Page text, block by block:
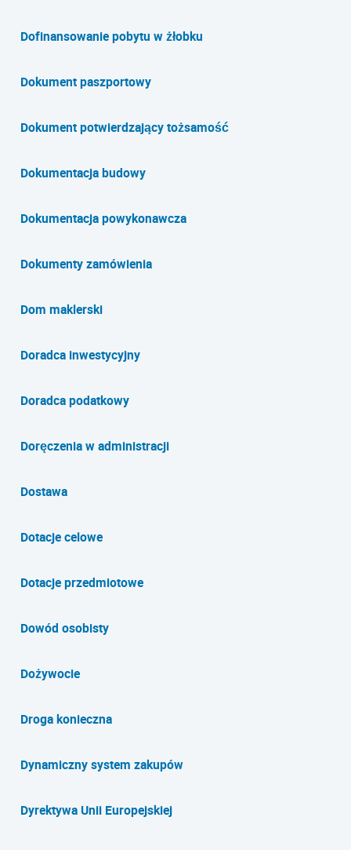
Dofinansowanie pobytu w żłobku
Dokument paszportowy
Dokument potwierdzający tożsamość
Dokumentacja budowy
Dokumentacja powykonawcza
Dokumenty zamówienia
Dom maklerski
Doradca inwestycyjny
Doradca podatkowy
Doręczenia w administracji
Dostawa
Dotacje celowe
Dotacje przedmiotowe
Dowód osobisty
Dożywocie
Droga konieczna
Dynamiczny system zakupów
Dyrektywa Unii Europejskiej